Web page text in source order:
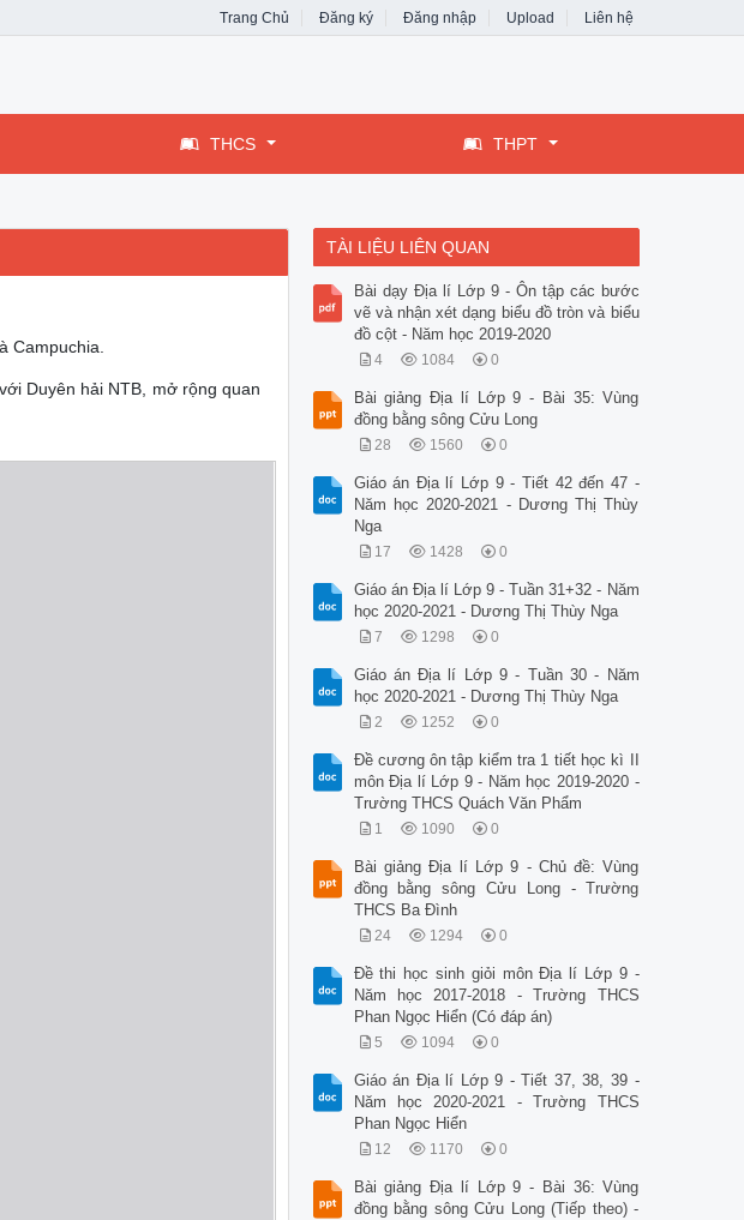
Trang Chủ Đăng ký Đăng nhập Upload Liên hệ
THCS THPT
Campuchia.
Duyên hải NTB, mở rộng quan
TÀI LIỆU LIÊN QUAN
Bài dạy Địa lí Lớp 9 - Ôn tập các bước
vẽ và nhận xét dạng biểu đồ tròn và biểu
đồ cột - Năm học 2019-2020
4 1084 0
Bài giảng Địa lí Lớp 9 - Bài 35: Vùng
đồng bằng sông Cửu Long
28 1560 0
Giáo án Địa lí Lớp 9 - Tiết 42 đến 47 -
Năm học 2020-2021 - Dương Thị Thùy
Nga
17 1428 0
Giáo án Địa lí Lớp 9 - Tuần 31+32 - Năm
học 2020-2021 - Dương Thị Thùy Nga
7 1298 0
Giáo án Địa lí Lớp 9 - Tuần 30 - Năm
học 2020-2021 - Dương Thị Thùy Nga
2 1252 0
Đề cương ôn tập kiểm tra 1 tiết học kì II
môn Địa lí Lớp 9 - Năm học 2019-2020 -
Trường THCS Quách Văn Phẩm
1 1090 0
Bài giảng Địa lí Lớp 9 - Chủ đề: Vùng
đồng bằng sông Cửu Long - Trường
THCS Ba Đình
24 1294 0
Đề thi học sinh giỏi môn Địa lí Lớp 9 -
Năm học 2017-2018 - Trường THCS
Phan Ngọc Hiển (Có đáp án)
5 1094 0
Giáo án Địa lí Lớp 9 - Tiết 37, 38, 39 -
Năm học 2020-2021 - Trường THCS
Phan Ngọc Hiển
12 1170 0
Bài giảng Địa lí Lớp 9 - Bài 36: Vùng
đồng bằng sông Cửu Long (Tiếp theo) -